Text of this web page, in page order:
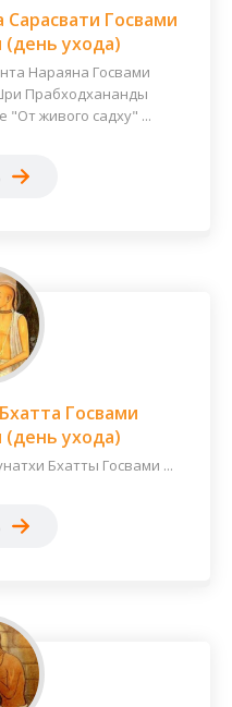
Госвами
(день ухода)
Нараяна Госвами
Прабходхананды
"От живого садху" ...
Госвами
(день ухода)
Бхатты Госвами ...